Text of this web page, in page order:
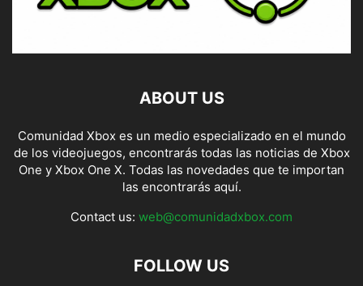
ABOUT US
Comunidad Xbox es un medio especializado en el mundo
de los videojuegos, encontrarás todas las noticias de Xbox
One y Xbox One X. Todas las novedades que te importan
las encontrarás aquí.
Contact us: web@comunidadxbox.com
FOLLOW US